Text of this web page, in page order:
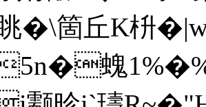
眺�\箇丘K枡�
螝